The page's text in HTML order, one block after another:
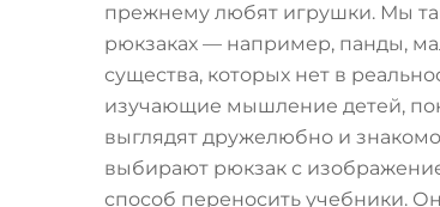
прежнему любят игрушки. Мы
рюкзаках — например, панды,
существа, которых нет в
изучающие мышление детей,
выглядят дружелюбно и
выбирают рюкзак с
способ переносить учебники.